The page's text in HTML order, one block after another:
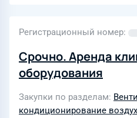
Регистрационный номер
Срочно. Аренда
оборудования
Закупки по разделам
кондиционирование